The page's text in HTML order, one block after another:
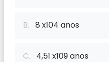
B. 8 x104 anos
C. 4,51 x109 anos